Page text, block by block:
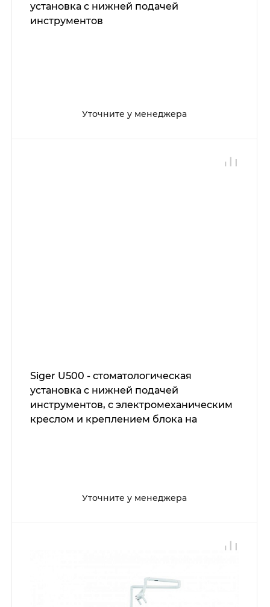
установка с нижней подачей
инструментов
Уточните у менеджера
Siger U500 - стоматологическая
установка с нижней подачей
инструментов, с электромеханическим
креслом и креплением блока на
Уточните у менеджера